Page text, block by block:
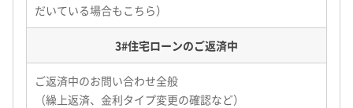
だいている場合もこちら）
3#住宅ローンのご返済中
ご返済中のお問い合わせ全般
（繰上返済、金利タイプ変更の確認など）